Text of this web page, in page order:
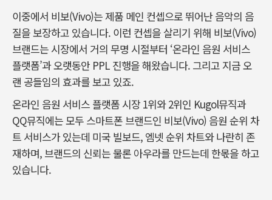
이중에서 비보(Vivo)는 제품 메인 컨셉으로 뛰어난 음악의 음
질을 보장하고 있습니다. 이런 컨셉을 살리기 위해 비보(Vivo)
브랜드는 시장에서 거의 무명 시절부터 ‘온라인 음원 서비스
플랫폼’과 오랫동안 PPL 진행을 해왔습니다. 그리고 지금 오
랜 공들임의 효과를 보고 있죠.
온라인 음원 서비스 플랫폼 시장 1위와 2위인 Kugol뮤직과
QQ뮤직에는 모두 스마트폰 브랜드인 비보(Vivo) 음원 순위 차
트 서비스가 있는데 미국 빌보드, 엠넷 순위 차트와 나란히 존
재하며, 브랜드의 신뢰는 물론 아우라를 만드는데 한몫을 하고
있습니다.